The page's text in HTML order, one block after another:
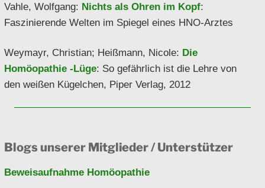
Vahle, Wolfgang: Nichts als Ohren im Kopf:
Faszinierende Welten im Spiegel eines HNO-Arztes
Weymayr, Christian; Heißmann, Nicole: Die
Homöopathie -Lüge: So gefährlich ist die Lehre von
den weißen Kügelchen, Piper Verlag, 2012
Blogs unserer Mitglieder / Unterstützer
Beweisaufnahme Homöopathie